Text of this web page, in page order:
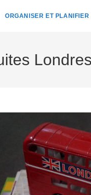
ORGANISER ET PLANIFIER
Londres